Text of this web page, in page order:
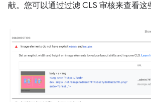
献。您可以通过过滤 CLS 审核来查看这